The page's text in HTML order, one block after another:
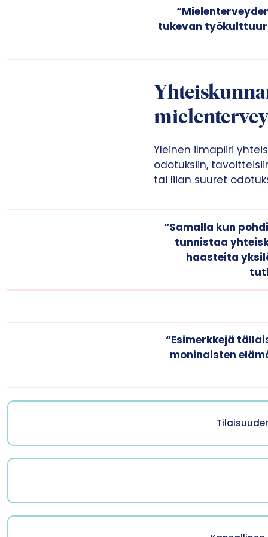
“
tukevan
Yleinen ilmapiiri
odotuksiin,
tai liian suuret
“Samalla kun
tunnistaa
haasteita
“Esimerkkejä
moninaisten